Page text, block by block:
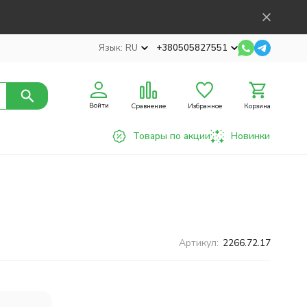
Язык: RU +380505827551
Войти Сравнение Избранное Корзина
Товары по акции Новинки
Артикул: 2266.72.17